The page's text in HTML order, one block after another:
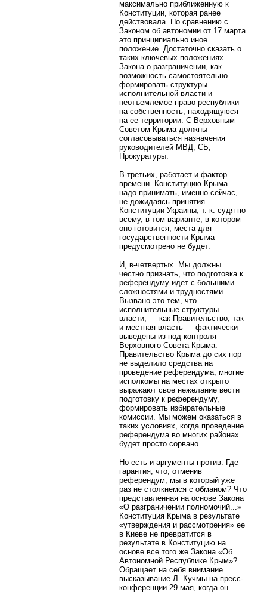
максимально приближенную к
Конституции, которая ранее
действовала. По сравнению с
Законом об автономии от 17 марта
это принципиально иное
положение. Достаточно сказать о
таких ключевых положениях
Закона о разграничении, как
возможность самостоятельно
формировать структуры
исполнительной власти и
неотъемлемое право республики
на собственность, находящуюся
на ее территории. С Верховным
Советом Крыма должны
согласовываться назначения
руководителей МВД, СБ,
Прокуратуры.
В-третьих, работает и фактор
времени. Конституцию Крыма
надо принимать, именно сейчас,
не дожидаясь принятия
Конституции Украины, т. к. судя по
всему, в том варианте, в котором
оно готовится, места для
государственности Крыма
предусмотрено не будет.
И, в-четвертых. Мы должны
честно признать, что подготовка к
референдуму идет с большими
сложностями и трудностями.
Вызвано это тем, что
исполнительные структуры
власти, — как Правительство, так
и местная власть — фактически
выведены из-под контроля
Верховного Совета Крыма.
Правительство Крыма до сих пор
не выделило средства на
проведение референдума, многие
исполкомы на местах открыто
выражают свое нежелание вести
подготовку к референдуму,
формировать избирательные
комиссии. Мы можем оказаться в
таких условиях, когда проведение
референдума во многих районах
будет просто сорвано.
Но есть и аргументы против. Где
гарантия, что, отменив
референдум, мы в который уже
раз не столкнемся с обманом? Что
представленная на основе Закона
«О разграничении полномочий...»
Конституция Крыма в результате
«утверждения и рассмотрения» ее
в Киеве не превратится в
результате в Конституцию на
основе все того же Закона «Об
Автономной Республике Крым»?
Обращает на себя внимание
высказывание Л. Кучмы на пресс-
конференции 29 мая, когда он